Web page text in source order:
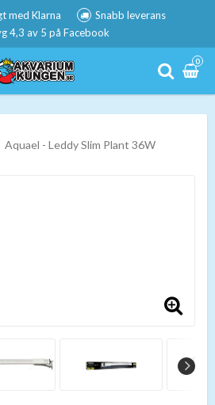
med Klarna
Snabb leverans
4,3 av 5 på Facebook
0
Aquael - Leddy Slim Plant 36W